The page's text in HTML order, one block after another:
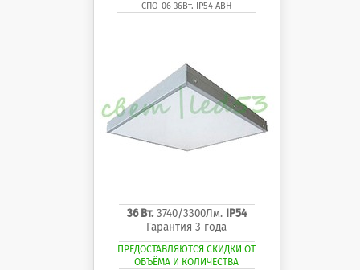
СПО-06 36Вт. IP54 АВН
36 Вт.3740/3300Лм. IP54
Гарантия 3 года
ПРЕДОСТАВЛЯЮТСЯ СКИДКИ ОТ
ОБЪЁМА И КОЛИЧЕСТВА